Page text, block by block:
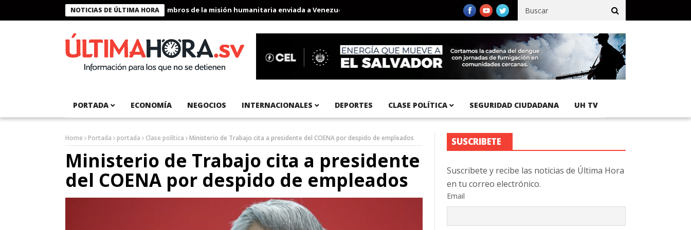
NOTICIAS DE ÚLTIMA HORA
Presidente Bukele condecora a miembros de la misión humanitaria enviada a Venezuela Aeropuerto Internacional del Pacífico registra 92 % de avance en obras de terracería
PORTADA ECONOMÍA NEGOCIOS INTERNACIONALES DEPORTES CLASE POLÍTICA SEGURIDAD CIUDADANA UH TV
Home Portada portada Clase política Ministerio de Trabajo cita a presidente del COENA por despido de empleados
Ministerio de Trabajo cita a presidente
del COENA por despido de empleados
SUSCRIBETE
Suscribete y recibe las noticias de Última Hora
en tu correo electrónico.
Email